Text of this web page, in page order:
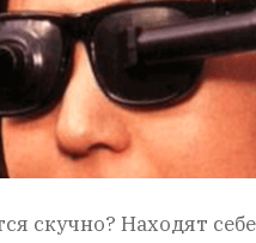
скучно? Находят